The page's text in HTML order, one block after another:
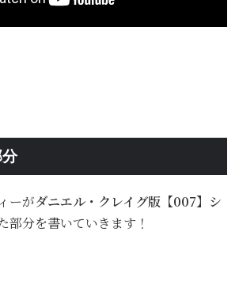
ーがダニエル・クレイグ版【007】シ
部分を書いていきます！